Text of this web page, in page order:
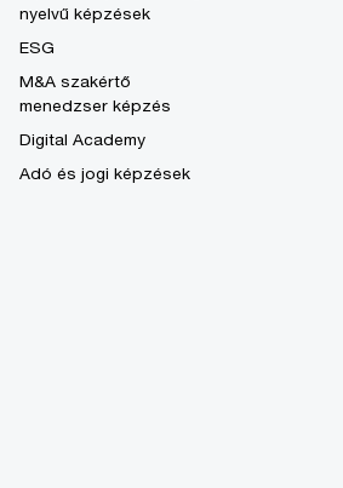
nyelvű képzések
ESG
M&A szakértő
menedzser képzés
Digital Academy
Adó és jogi képzések